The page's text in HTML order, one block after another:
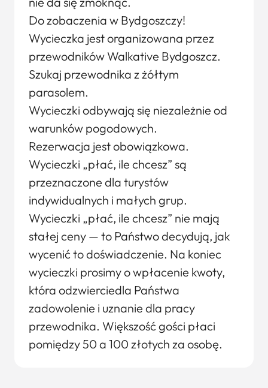
Do zobaczenia w Bydgoszczy!
Wycieczka jest organizowana przez
przewodników Walkative Bydgoszcz.
Szukaj przewodnika z żółtym
parasolem.
Wycieczki odbywają się niezależnie od
warunków pogodowych.
Rezerwacja jest obowiązkowa.
Wycieczki „płać, ile chcesz” są
przeznaczone dla turystów
indywidualnych i małych grup.
Wycieczki „płać, ile chcesz” nie mają
stałej ceny — to Państwo decydują, jak
wycenić to doświadczenie. Na koniec
wycieczki prosimy o wpłacenie kwoty,
która odzwierciedla Państwa
zadowolenie i uznanie dla pracy
przewodnika. Większość gości płaci
pomiędzy 50 a 100 złotych za osobę.